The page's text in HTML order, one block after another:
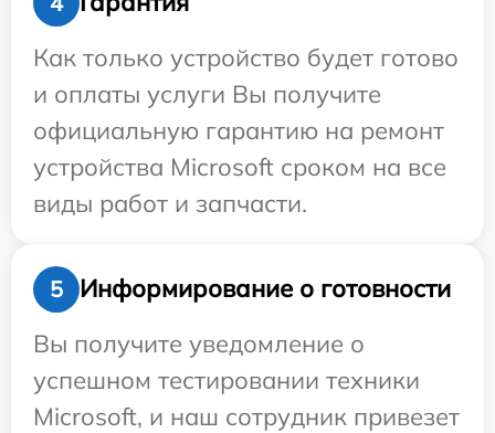
Как только устройство будет готово
и оплаты услуги Вы получите
официальную гарантию на ремонт
устройства Microsoft сроком на все
виды работ и запчасти.
5
Информирование о готовности
Вы получите уведомление о
успешном тестировании техники
Microsoft, и наш сотрудник привезет